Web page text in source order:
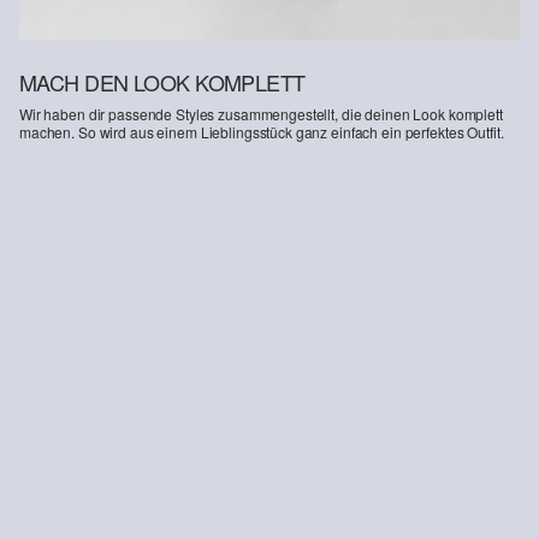
MACH DEN LOOK KOMPLETT
Wir haben dir passende Styles zusammengestellt, die deinen Look komplett
machen. So wird aus einem Lieblingsstück ganz einfach ein perfektes Outfit.